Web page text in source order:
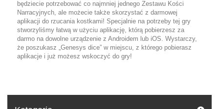
będziecie potrzebować co najmniej jednego Zestawu Kości
Narracyjnych, ale możecie także skorzystać z darmowej
aplikacji do rzucania kostkami! Specjalnie na potrzeby tej gry
stworzyliśmy łatwą w użyciu aplikację, którą pobierzesz za
darmo na dowolne urządzenie z Androidem lub iOS. Wystarczy,
że poszukasz „Genesys dice” w miejscu, z którego pobierasz
aplikacje i już możesz wskoczyć do gry!